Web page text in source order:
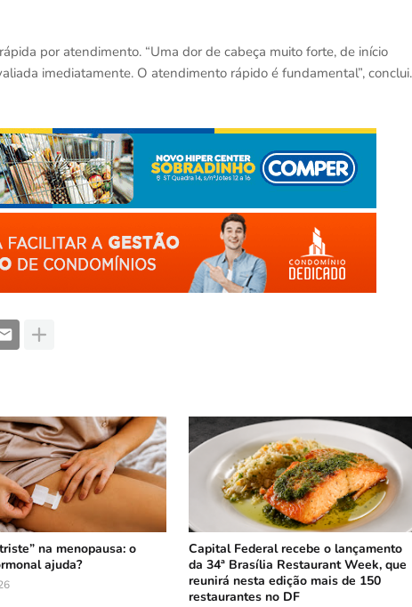
por atendimento. “Uma dor de cabeça muito forte, de início
imediatamente. O atendimento rápido é fundamental”, conclui.
na menopausa: o
ajuda?
Capital Federal recebe o lançamento
da 34ª Brasília Restaurant Week, que
reunirá nesta edição mais de 150
restaurantes no DF